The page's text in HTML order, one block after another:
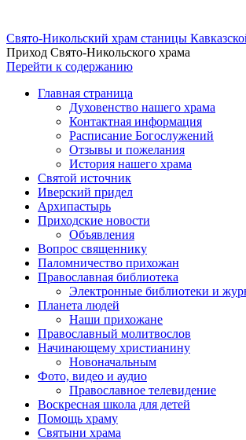
Свято-Никольский храм станицы
Приход Свято-Никольского храма
Перейти к содержанию
Главная страница
Духовенство нашего храма
Контактная информация
Расписание Богослужений
Отзывы и пожелания
История нашего храма
Святой источник
Иверский придел
Архипастырь
Приходские новости
Объявления
Вопрос священнику
Паломничество прихожан
Православная библиотека
Электронные библиотеки и
Планета людей
Наши прихожане
Православный молитвослов
Начинающему христианину
Новоначальным
Фото, видео и аудио
Православное телевидение
Воскресная школа для детей
Помощь храму
Святыни храма